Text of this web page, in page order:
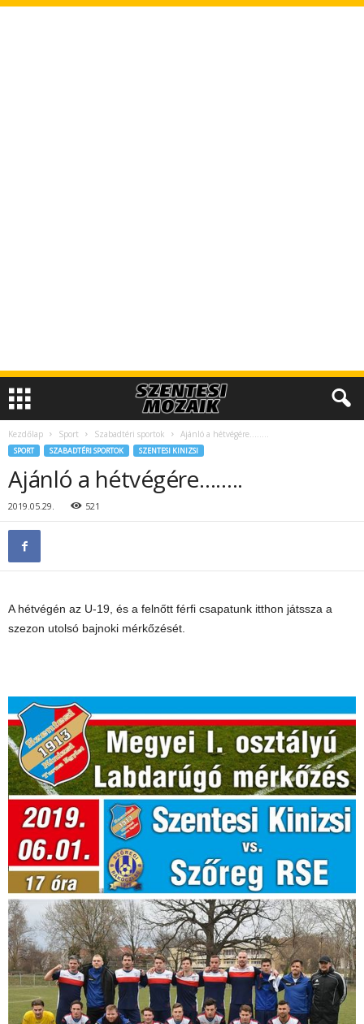
Kezdőlap Sport Szabadtéri sportok Ajánló a hétvégére……..
SPORT SZABADTÉRI SPORTOK SZENTESI KINIZSI
Ajánló a hétvégére……..
2019.05.29. 521
A hétvégén az U-19, és a felnőtt férfi csapatunk itthon játssza a
szezon utolsó bajnoki mérkőzését.